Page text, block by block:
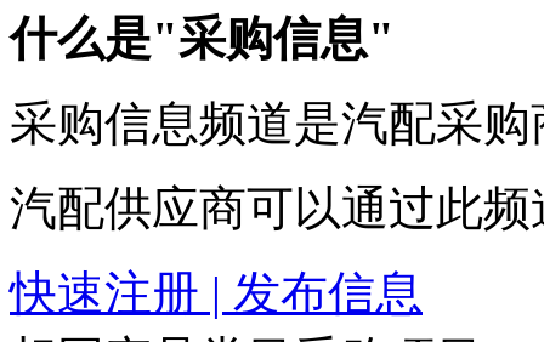
什么是"采购信息"
采购信息频道是汽配采
汽配供应商可以通过此
快速注册 | 发布信息